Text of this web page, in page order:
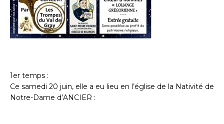
1er temps :
Ce samedi 20 juin, elle a eu lieu en l’église de la Nativité de
Notre-Dame d’ANCIER :